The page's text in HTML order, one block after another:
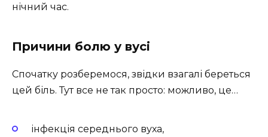
нічний час.
Причини болю у вусі
Спочатку розберемося, звідки взагалі береться
цей біль. Тут все не так просто: можливо, це…
інфекція середнього вуха,